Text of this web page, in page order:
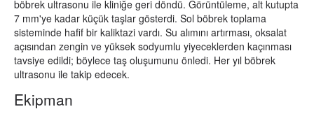
böbrek ultrasonu ile kliniğe geri döndü. Görüntüleme, alt kutupta
7 mm'ye kadar küçük taşlar gösterdi. Sol böbrek toplama
sisteminde hafif bir kaliktazi vardı. Su alımını artırması, oksalat
açısından zengin ve yüksek sodyumlu yiyeceklerden kaçınması
tavsiye edildi; böylece taş oluşumunu önledi. Her yıl böbrek
ultrasonu ile takip edecek.
Ekipman